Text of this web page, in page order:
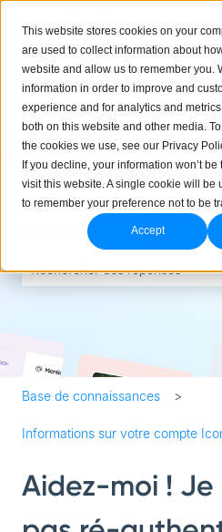
This website stores cookies on your
are used to collect information about
website and allow us to remember you.
information in order to improve and
experience and for analytics and
both on this website and other media.
the cookies we use, see our Privacy
If you decline, your information won’t
visit this website. A single cookie will be
to remember your preference not to be
Accept
Comment pouvons-
Base de connaissances
Informations sur votre compte
Aidez-moi ! Je